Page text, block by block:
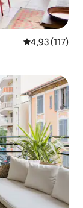
4,93 av 5 i
4,93 (117)